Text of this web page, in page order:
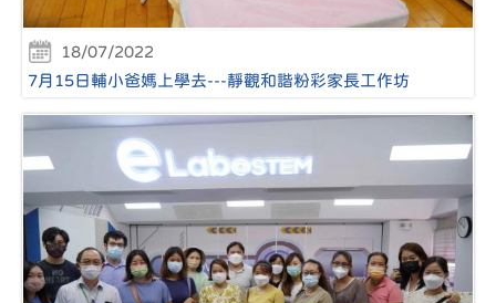
18/07/2022
7月15日輔小爸媽上學去---靜觀和諧粉彩家長工作坊